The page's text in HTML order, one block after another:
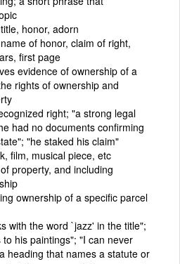
honor, adorn
of honor, claim of right,
first page
evidence of ownership of a
rights of ownership and
right; "a strong legal
had no documents confirming
"he staked his claim"
film, musical piece, etc
property, and including
ownership of a specific parcel
with the word `jazz' in the title";
his paintings"; "I can never
heading that names a statute or